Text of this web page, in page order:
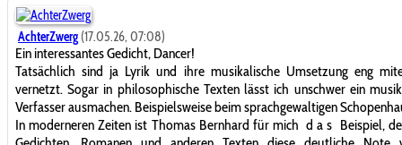
AchterZwerg (17.05.26, 07:08)
Ein interessantes Gedicht, Dancer!
Tatsächlich sind ja Lyrik und ihre musikalische Umsetzung eng
vernetzt. Sogar in philosophische Texten lässt ich unschwer ein
Verfasser ausmachen. Beispielsweise beim sprachgewaltigen
In moderneren Zeiten ist Thomas Bernhard für mich d a s Beispiel,